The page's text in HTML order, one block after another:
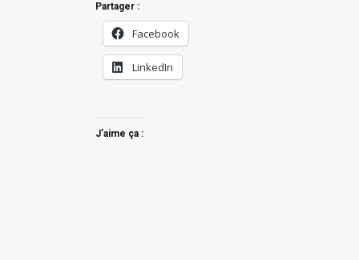
Partager :
Facebook
LinkedIn
J’aime ça :